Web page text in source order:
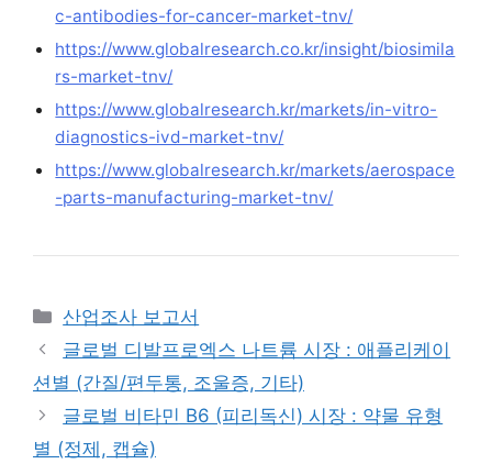
c-antibodies-for-cancer-market-tnv/
https://www.globalresearch.co.kr/insight/biosimila
rs-market-tnv/
https://www.globalresearch.kr/markets/in-vitro-
diagnostics-ivd-market-tnv/
https://www.globalresearch.kr/markets/aerospace
-parts-manufacturing-market-tnv/
Categories
산업조사 보고서
글로벌 디발프로엑스 나트륨 시장 : 애플리케이
션별 (간질/편두통, 조울증, 기타)
글로벌 비타민 B6 (피리독신) 시장 : 약물 유형
별 (정제, 캡슐)